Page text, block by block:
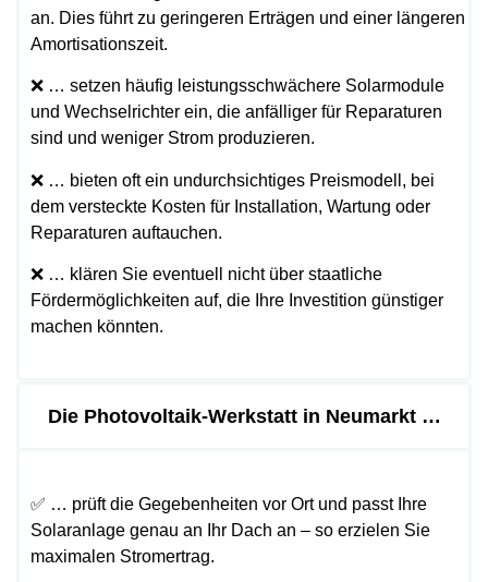
an. Dies führt zu geringeren Erträgen und einer längeren
Amortisationszeit.
❌ … setzen häufig leistungsschwächere Solarmodule
und Wechselrichter ein, die anfälliger für Reparaturen
sind und weniger Strom produzieren.
❌ … bieten oft ein undurchsichtiges Preismodell, bei
dem versteckte Kosten für Installation, Wartung oder
Reparaturen auftauchen.
❌ … klären Sie eventuell nicht über staatliche
Fördermöglichkeiten auf, die Ihre Investition günstiger
machen könnten.
Die Photovoltaik-Werkstatt in Neumarkt …
✅ … prüft die Gegebenheiten vor Ort und passt Ihre
Solaranlage genau an Ihr Dach an – so erzielen Sie
maximalen Stromertrag.